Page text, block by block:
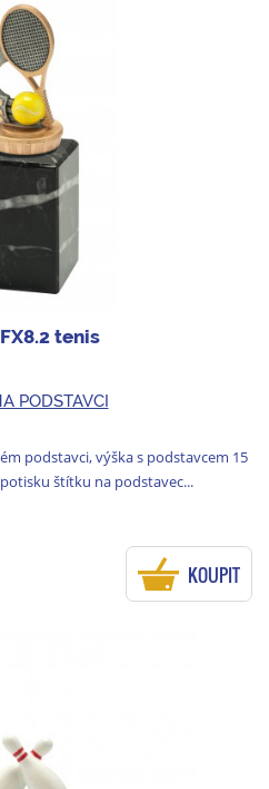
tenis
PODSTAVCI
podstavci, výška s podstavcem 15
štítku na podstavec...
KOUPIT